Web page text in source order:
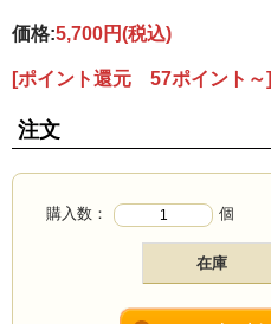
価格:5,700円(税込)
[ポイント還元 57ポイント～]
注文
購入数： 個
在庫